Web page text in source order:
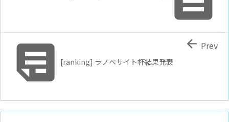
[ranking] ラノベサイト杯結果発表
 Prev